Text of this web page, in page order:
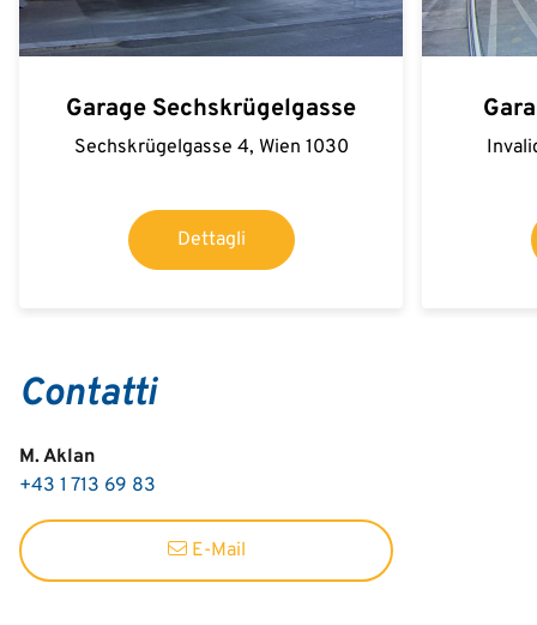
Garage Sechskrügelgasse
Sechskrügelgasse 4, Wien 1030
Dettagli
Contatti
M. Aklan
+43 1 713 69 83
E-Mail